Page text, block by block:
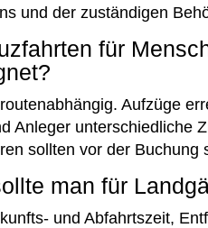
und der zuständigen
für
Aufzüge
Anleger unterschiedliche
sollten vor der Buchung
man für
und Abfahrtszeit,